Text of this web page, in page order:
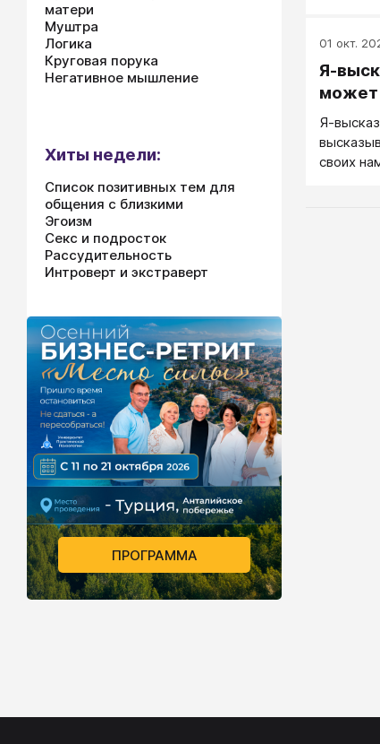
01 окт.
Я-
может
Я-
своих
матери
Муштра
Логика
Круговая порука
Негативное мышление
Хиты недели:
Список позитивных тем для
общения с близкими
Эгоизм
Секс и подросток
Рассудительность
Интроверт и экстраверт
ПРОГРАММА